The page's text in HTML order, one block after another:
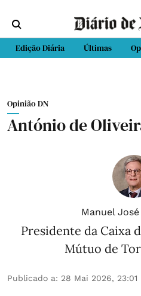
Edição Diária Últimas
Opinião DN
António de
Manuel
Presidente da Caixa
Mútuo de
Publicado a: 28 Mai 2026, 23:01